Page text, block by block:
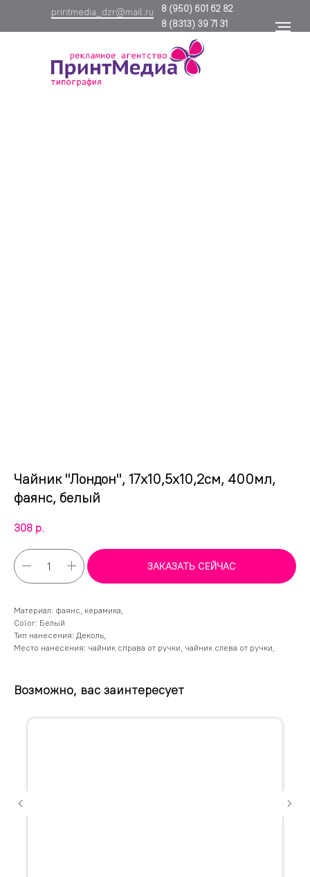
8 (950) 601 62 82
printmedia_dzr@mail.ru
8 (8313) 39 71 31
Чайник "Лондон", 17х10,5х10,2см, 400мл,
фаянс, белый
308 р.
ЗАКАЗАТЬ СЕЙЧАС
Материал: фаянс, керамика,
Color: Белый
Тип нанесения: Деколь,
Место нанесения: чайник справа от ручки, чайник слева от ручки,
Возможно, вас заинтересует